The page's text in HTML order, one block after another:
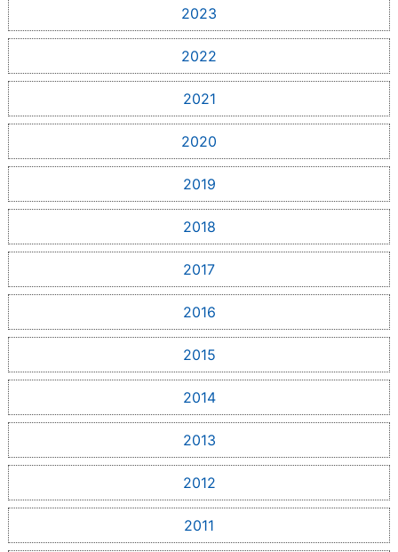
2023
2022
2021
2020
2019
2018
2017
2016
2015
2014
2013
2012
2011